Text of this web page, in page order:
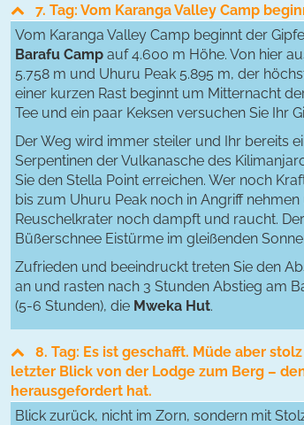
7. Tag: Vom Karanga Valley Camp
Vom Karanga Valley Camp beginnt der
Barafu Camp auf 4.600 m Höhe. Von hier
5.758 m und Uhuru Peak 5.895 m, der
einer kurzen Rast beginnt um Mitternacht
Tee und ein paar Keksen versuchen Sie Ihr
Der Weg wird immer steiler und Ihr bereits
Serpentinen der Vulkanasche des
Sie den Stella Point erreichen. Wer noch
bis zum Uhuru Peak noch in Angriff
Reuschelkrater noch dampft und raucht.
Büßerschnee Eistürme im gleißenden
Zufrieden und beeindruckt treten Sie den
an und rasten nach 3 Stunden Abstieg am
(5-6 Stunden), die Mweka Hut.
8. Tag: Es ist geschafft. Müde aber
letzter Blick von der Lodge zum Berg –
herausgefordert hat.
Blick zurück, nicht im Zorn, sondern mit